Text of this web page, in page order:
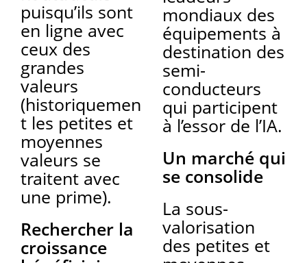
puisqu’ils sont
en ligne avec
ceux des
grandes
valeurs
(historiquemen
t les petites et
moyennes
valeurs se
traitent avec
une prime).
Rechercher la
croissance
mondiaux des
équipements à
destination des
semi-
conducteurs
qui participent
à l’essor de l’IA.
Un marché qui
se consolide
La sous-
valorisation
des petites et